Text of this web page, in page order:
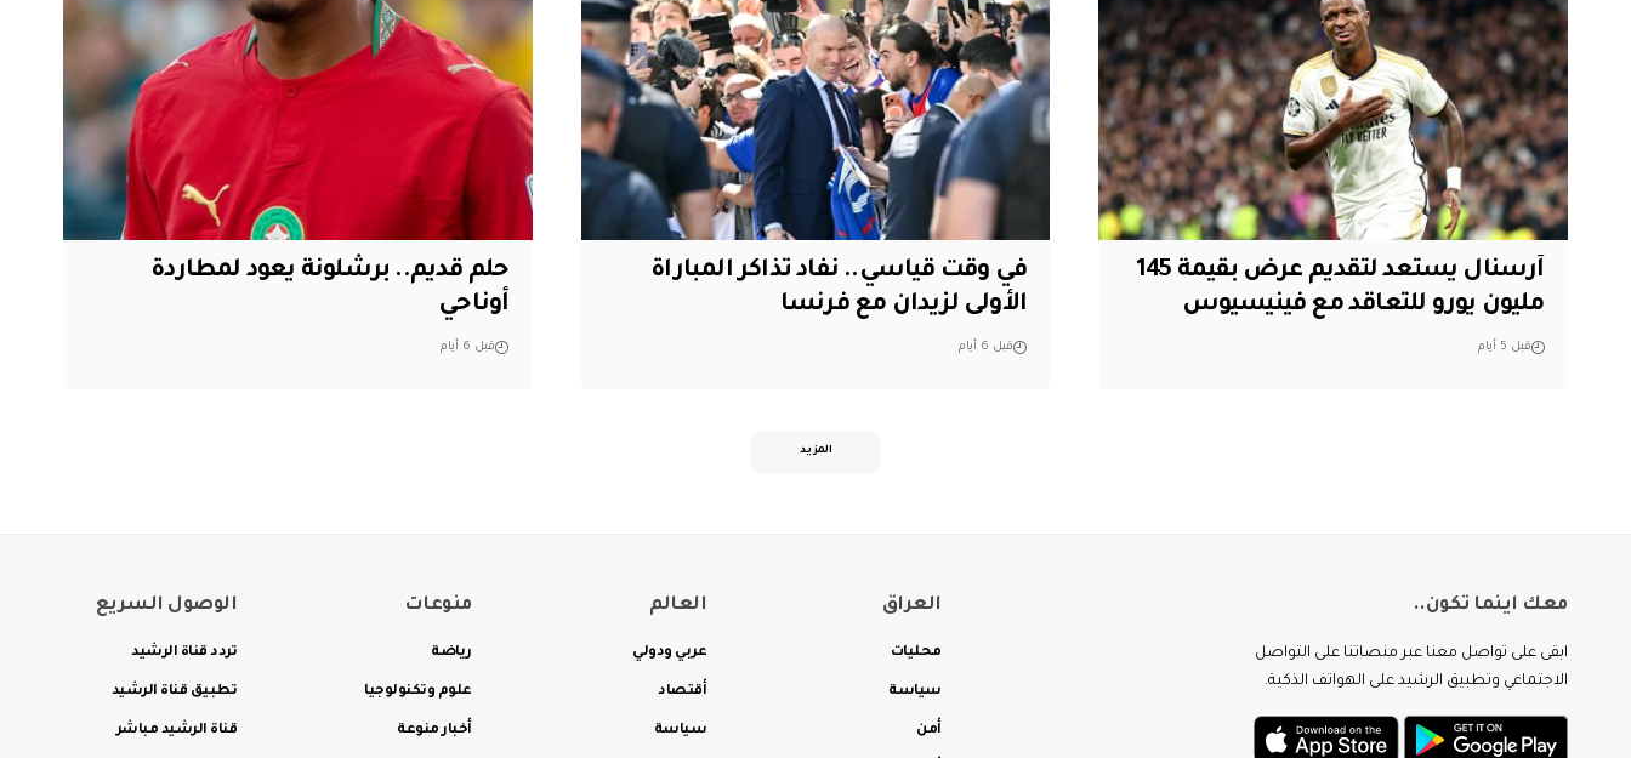
آرسنال يستعد لتقديم عرض بقيمة 145
مليون يورو للتعاقد مع فينيسيوس
قبل 5 أيام
في وقت قياسي.. نفاد تذاكر المباراة
الأولى لزيدان مع فرنسا
قبل 6 أيام
حلم قديم.. برشلونة يعود لمطاردة
أوناحي
قبل 6 أيام
المزيد
معك اينما تكون..
ابقى على تواصل معنا عبر منصاتنا على التواصل
الاجتماعي وتطبيق الرشيد على الهواتف الذكية.
العراق
محليات
سياسة
أمن
العالم
عربي ودولي
أقتصاد
سياسة
منوعات
رياضة
علوم وتكنولوجيا
أخبار منوعة
الوصول السريع
تردد قناة الرشيد
تطبيق قناة الرشيد
قناة الرشيد مباشر